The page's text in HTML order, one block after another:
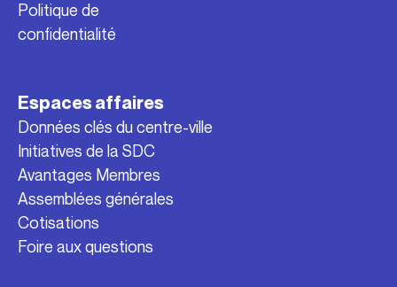
Politique de
confidentialité
Espaces affaires
Données clés du centre-ville
Initiatives de la SDC
Avantages Membres
Assemblées générales
Cotisations
Foire aux questions